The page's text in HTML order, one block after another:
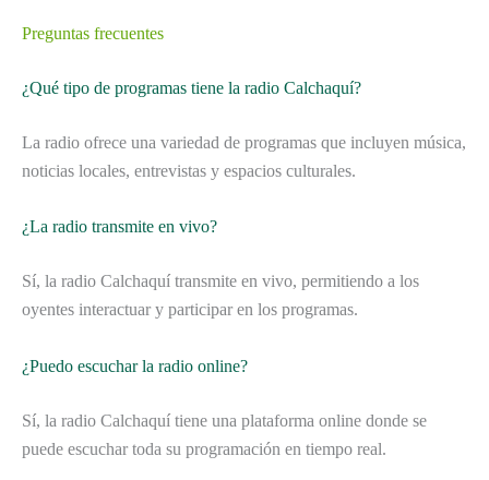
Preguntas frecuentes
¿Qué tipo de programas tiene la radio Calchaquí?
La radio ofrece una variedad de programas que incluyen música,
noticias locales, entrevistas y espacios culturales.
¿La radio transmite en vivo?
Sí, la radio Calchaquí transmite en vivo, permitiendo a los
oyentes interactuar y participar en los programas.
¿Puedo escuchar la radio online?
Sí, la radio Calchaquí tiene una plataforma online donde se
puede escuchar toda su programación en tiempo real.